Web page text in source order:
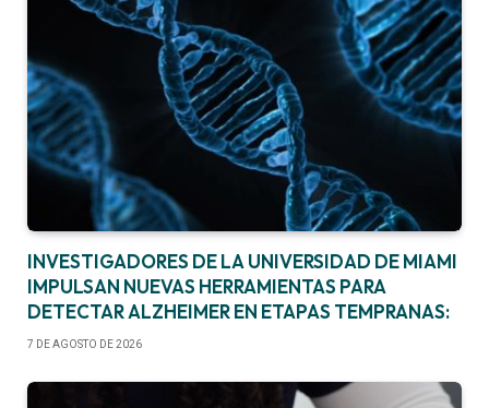
INVESTIGADORES DE LA UNIVERSIDAD DE MIAMI
IMPULSAN NUEVAS HERRAMIENTAS PARA
DETECTAR ALZHEIMER EN ETAPAS TEMPRANAS:
7 DE AGOSTO DE 2026